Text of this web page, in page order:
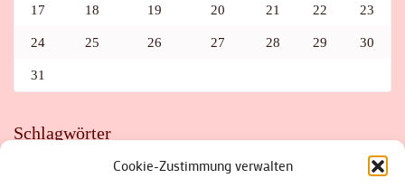
Cookie-Zustimmung verwalten
17 18 19 20 21 22 23
24 25 26 27 28 29 30
31
Schlagwörter